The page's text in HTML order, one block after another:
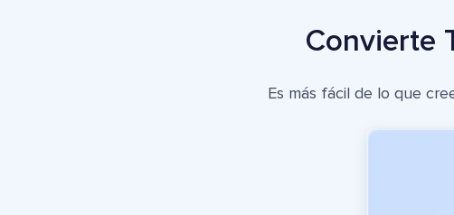
Convierte
Es más fácil de lo que